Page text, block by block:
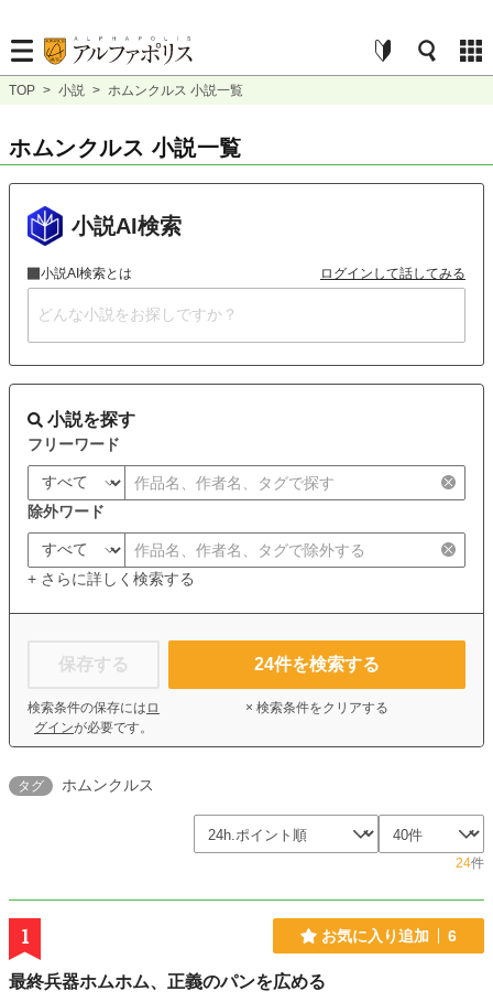
TOP > 小説 > ホムンクルス 小説一覧
ホムンクルス 小説一覧
小説AI検索
小説AI検索とは ログインして話してみる
小説を探す
フリーワード
除外ワード
+ さらに詳しく検索する
保存する
検索条件の保存には ロ
グインが必要です。
24件を検索する
× 検索条件をクリアする
タグ ホムンクルス
24件
1 お気に入り追加 6
最終兵器ホムホム、正義のパンを広める